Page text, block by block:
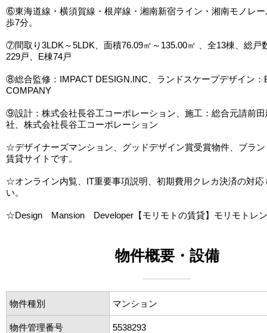
⑥東海道線・横須賀線・根岸線・湘南新宿ライン・湘南モノレ
歩7分。
⑦間取り3LDK～5LDK、面積76.09㎡～135.00㎡ 、全13棟、総戸
229戸、E棟74戸
⑧総合監修：IMPACT DESIGN.INC、ランドスケープデザイン：
COMPANY
⑨設計：株式会社長谷工コーポレーション、施工：総合元請前
社、株式会社長谷工コーポレーション
☆デザイナーズマンション、グッドデザイン賞受賞物件、ブラ
賃貸サイトです。
☆オンライン内覧、IT重要事項説明、初期費用クレカ決済の対応
い。
☆Design Mansion Developer【モリモトの賃貸】モリモトレ
物件概要・設備
物件種別 マンション
物件管理番号 5538293